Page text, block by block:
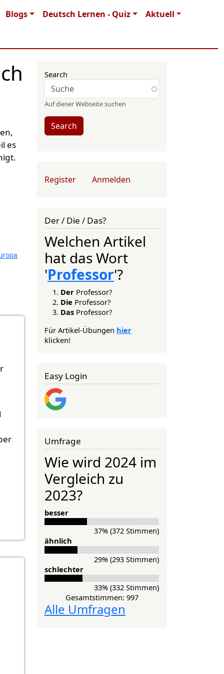
Blogs Deutsch Lernen - Quiz Aktuell
es
Search
Auf dieser Webseite suchen
Search
User account menu
Register Anmelden
Der / Die / Das?
Welchen Artikel
hat das Wort
'Professor'?
Der Professor?
Die Professor?
Das Professor?
Für Artikel-Übungen hier
klicken!
Easy Login
Umfrage
Wie wird 2024 im
Vergleich zu
2023?
besser
37% (372 Stimmen)
ähnlich
29% (293 Stimmen)
schlechter
33% (332 Stimmen)
Gesamtstimmen: 997
Alle Umfragen